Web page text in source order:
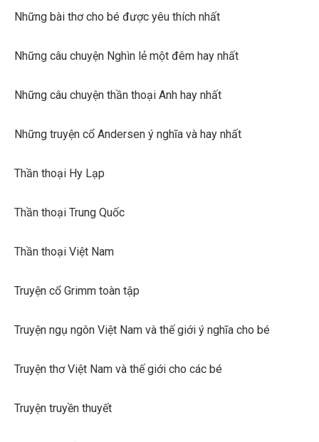
Những bài thơ cho bé được yêu thích nhất
Những câu chuyện Nghìn lẻ một đêm hay nhất
Những câu chuyện thần thoại Anh hay nhất
Những truyện cổ Andersen ý nghĩa và hay nhất
Thần thoại Hy Lạp
Thần thoại Trung Quốc
Thần thoại Việt Nam
Truyện cổ Grimm toàn tập
Truyện ngụ ngôn Việt Nam và thế giới ý nghĩa cho bé
Truyện thơ Việt Nam và thế giới cho các bé
Truyện truyền thuyết